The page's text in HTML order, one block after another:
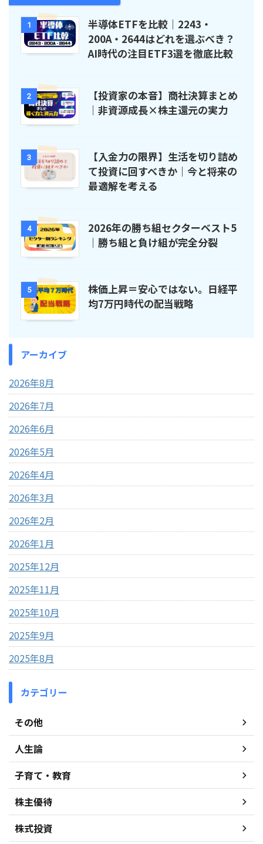
1
半導体ETFを比較｜2243・
200A・2644はどれを選ぶべき？
AI時代の注目ETF3選を徹底比較
2
【投資家の本音】商社決算まとめ
｜非資源成長×株主還元の実力
3
【入金力の限界】生活を切り詰め
て投資に回すべきか｜今と将来の
最適解を考える
4
2026年の勝ち組セクターベスト5
｜勝ち組と負け組が完全分裂
5
株価上昇＝安心ではない。日経平
均7万円時代の配当戦略
アーカイブ
2026年8月
2026年7月
2026年6月
2026年5月
2026年4月
2026年3月
2026年2月
2026年1月
2025年12月
2025年11月
2025年10月
2025年9月
2025年8月
カテゴリー
その他
人生論
子育て・教育
株主優待
株式投資